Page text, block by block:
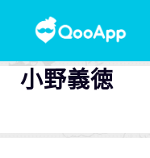
小野義徳